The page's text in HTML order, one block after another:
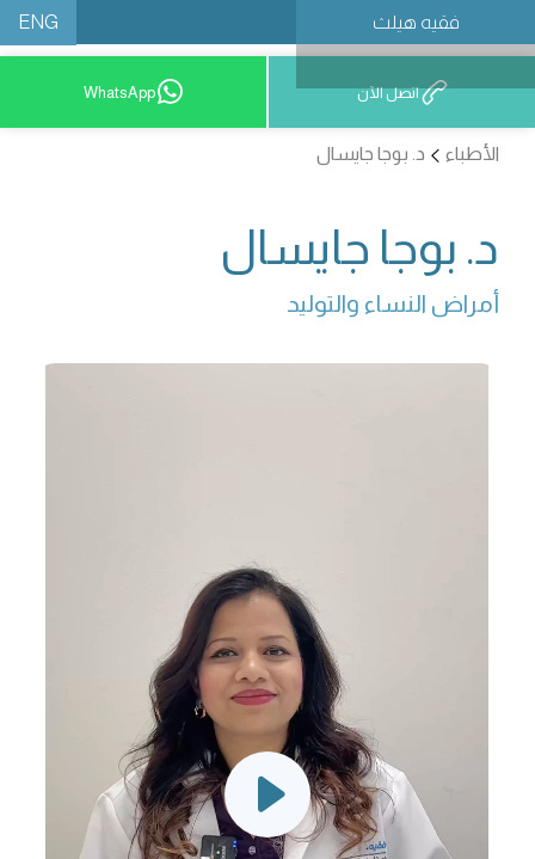
فقيه هيلث ENG
احجز موعدًا اتصل الآن WhatsApp
الأطباء د. بوجا جايسال
د. بوجا جايسال
أمراض النساء والتوليد